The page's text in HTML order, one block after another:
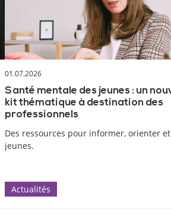
01.07.2026
Santé mentale des jeunes : un
kit thématique à destination des
professionnels
Des ressources pour informer, orienter
jeunes.
Actualités